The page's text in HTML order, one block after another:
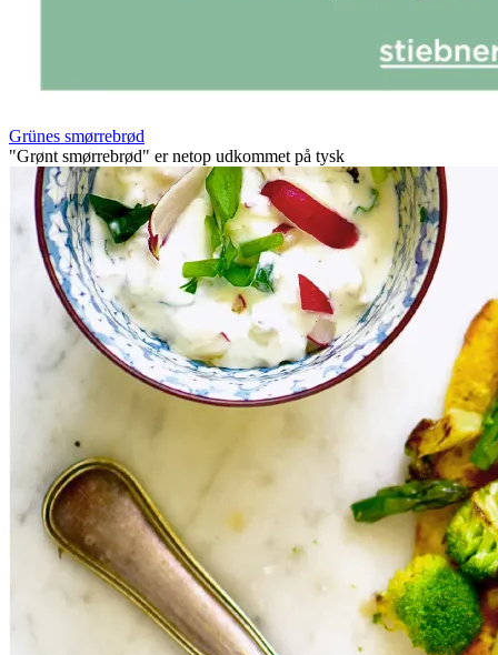
Grünes smørrebrød
"Grønt smørrebrød" er netop udkommet på tysk